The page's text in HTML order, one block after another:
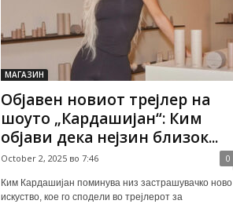
МАГАЗИН
Објавен новиот трејлер на
шоуто „Кардашијан“: Ким
објави дека нејзин близок...
October 2, 2025 во 7:46 0
Ким Кардашијан поминува низ застрашувачко ново
искуство, кое го сподели во трејлерот за